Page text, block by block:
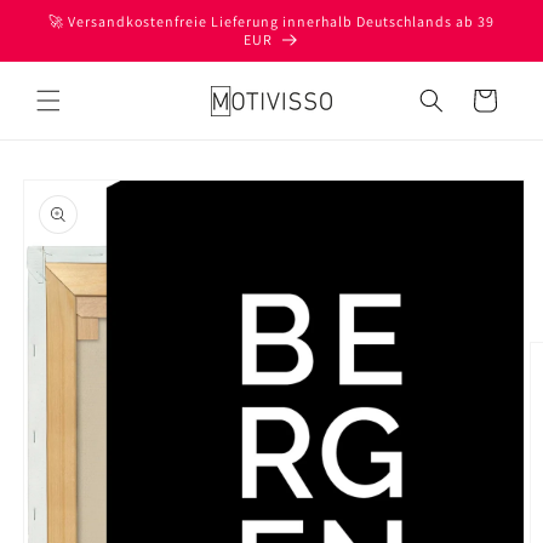
zum
🚀 Versandkostenfreie Lieferung innerhalb Deutschlands ab 39
EUR
Warenkorb